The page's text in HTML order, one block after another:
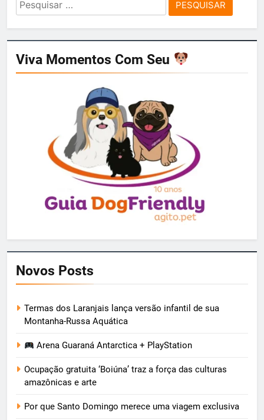
por:
Viva Momentos Com Seu
Novos Posts
Termas dos Laranjais lança versão infantil de sua
Montanha-Russa Aquática
Arena Guaraná Antarctica + PlayStation
Ocupação gratuita ‘Boiúna’ traz a força das culturas
amazônicas e arte
Por que Santo Domingo merece uma viagem exclusiva